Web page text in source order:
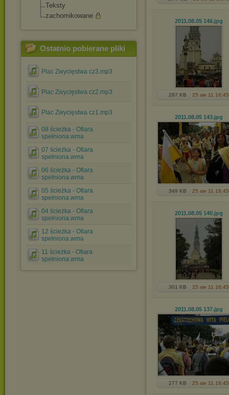
Teksty
zachomikowane
Ostatnio pobierane pliki
Plac Zwycięstwa cz3.mp3
Plac Zwycięstwa cz2.mp3
Plac Zwycięstwa cz1.mp3
08 ścieżka - Ofiara
spełniona.wma
07 ścieżka - Ofiara
spełniona.wma
06 ścieżka - Ofiara
spełniona.wma
05 ścieżka - Ofiara
spełniona.wma
04 ścieżka - Ofiara
spełniona.wma
12 ścieżka - Ofiara
spełniona.wma
11 ścieżka - Ofiara
spełniona.wma
2011.08.05 146.jpg
287 KB 25 sie 11 16:45
2011.08.05 143.jpg
349 KB 25 sie 11 16:45
2011.08.05 140.jpg
301 KB 25 sie 11 16:45
2011.08.05 137.jpg
277 KB 25 sie 11 16:45